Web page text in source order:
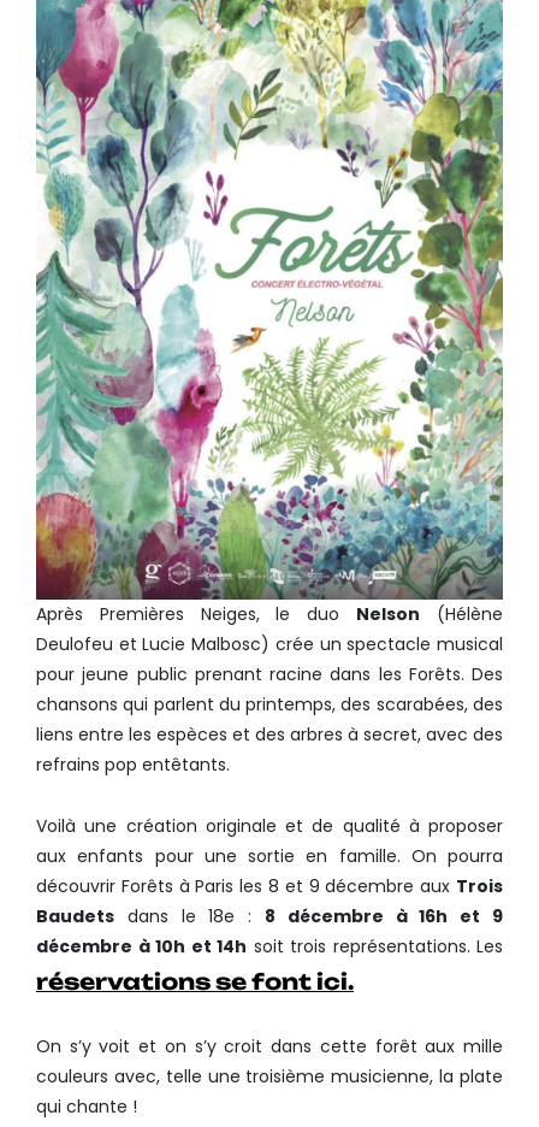
Après Premières Neiges, le duo Nelson (Hélène
Deulofeu et Lucie Malbosc) crée un spectacle musical
pour jeune public prenant racine dans les Forêts. Des
chansons qui parlent du printemps, des scarabées, des
liens entre les espèces et des arbres à secret, avec des
refrains pop entêtants.
Voilà une création originale et de qualité à proposer
aux enfants pour une sortie en famille. On pourra
découvrir Forêts à Paris les 8 et 9 décembre aux Trois
Baudets dans le 18e : 8 décembre à 16h et 9
décembre à 10h et 14h soit trois représentations. Les
réservations se font ici.
On s’y voit et on s’y croit dans cette forêt aux mille
couleurs avec, telle une troisième musicienne, la plate
qui chante !